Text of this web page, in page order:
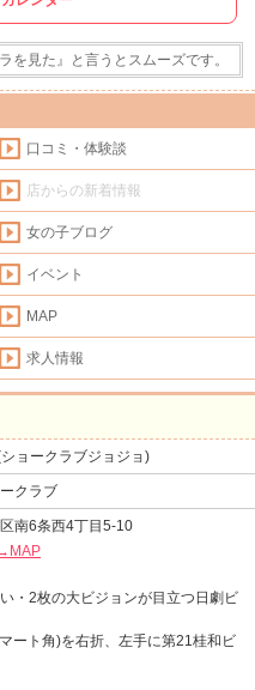
を見た』と言うとスムーズです。
口コミ・体験談
店からの新着情報
女の子ブログ
イベント
MAP
求人情報
ョークラブジョジョ)
クラブ
南6条西4丁目5-10
・2枚の大ビジョンが目立つ日劇ビ
ート角)を右折、左手に第21桂和ビ
アする
X (旧Twitter)
コピー
イン
イン
ン
登録
北陸
静岡
九州
全国TOP